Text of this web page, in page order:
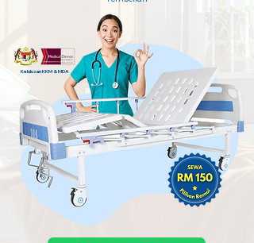
Kelulusan KKM & MDA